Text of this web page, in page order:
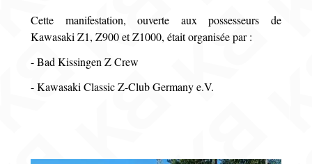
Cette manifestation, ouverte aux possesseurs de
Kawasaki Z1, Z900 et Z1000, était organisée par :
- Bad Kissingen Z Crew
- Kawasaki Classic Z-Club Germany e.V.